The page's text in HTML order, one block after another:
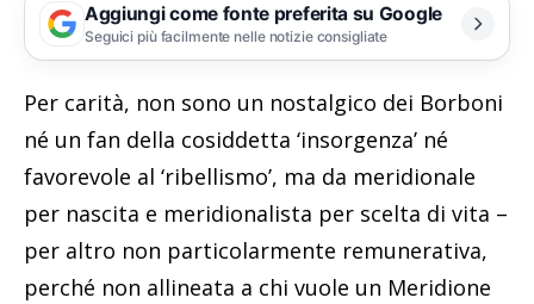
Aggiungi come fonte preferita su Google
Seguici più facilmente nelle notizie consigliate
Per carità, non sono un nostalgico dei Borboni
né un fan della cosiddetta ‘insorgenza’ né
favorevole al ‘ribellismo’, ma da meridionale
per nascita e meridionalista per scelta di vita –
per altro non particolarmente remunerativa,
perché non allineata a chi vuole un Meridione